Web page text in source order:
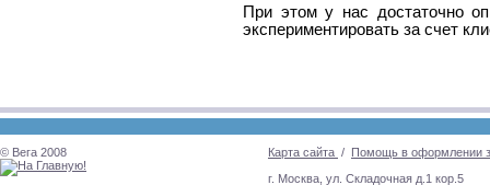
При этом у нас достаточно
экспериментировать за счет
© Вега 2008 Карта сайта / Помощь в оформлении
г. Москва, ул. Складочная д.1 кор.5